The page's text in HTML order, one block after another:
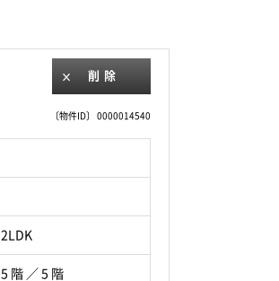
削除
〔物件ID〕 0000014540
2LDK
5 階 ／ 5 階